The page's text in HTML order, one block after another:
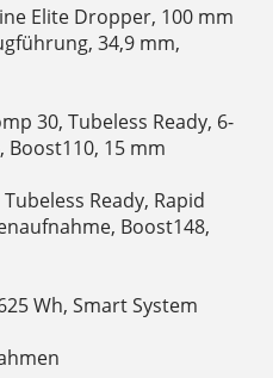
Elite Dropper, 100 mm
34,9 mm,
30, Tubeless Ready, 6-
Boost110, 15 mm
Ready, Rapid
Boost148,
Wh, Smart System